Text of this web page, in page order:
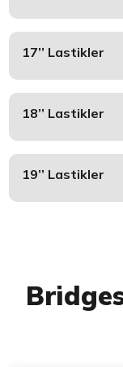
17’’ Lastikler
18’’ Lastikler
19’’ Lastikler